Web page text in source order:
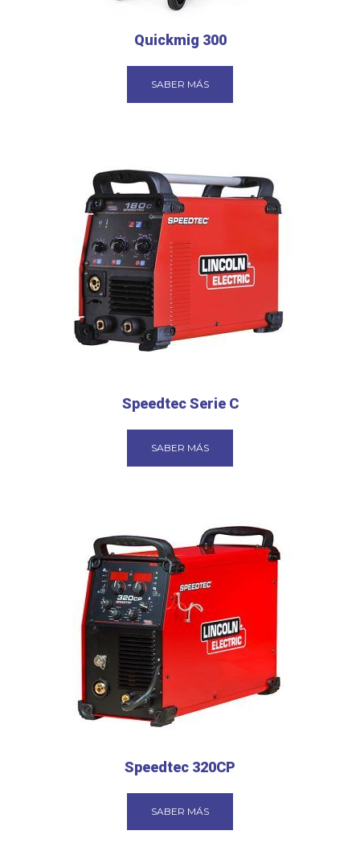
Quickmig 300
SABER MÁS
Speedtec Serie C
SABER MÁS
Speedtec 320CP
SABER MÁS